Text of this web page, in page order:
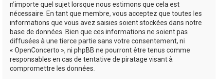
n’importe quel sujet lorsque nous estimons que cela est
nécessaire. En tant que membre, vous acceptez que toutes les
informations que vous avez saisies soient stockées dans notre
base de données. Bien que ces informations ne soient pas
diffusées à une tierce partie sans votre consentement, ni
« OpenConcerto », ni phpBB ne pourront être tenus comme
responsables en cas de tentative de piratage visant à
compromettre les données.